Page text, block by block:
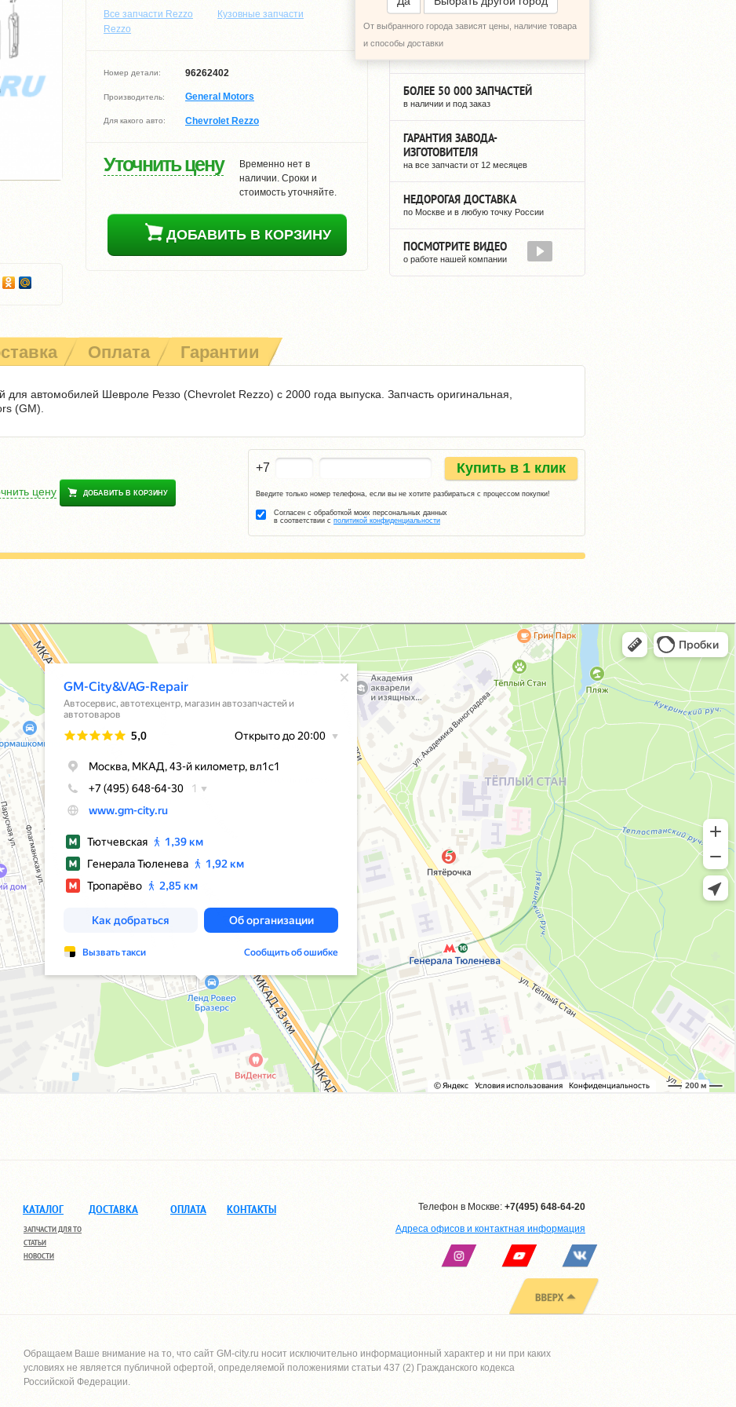
Все запчасти Rezzo
Кузовные запчасти
Rezzo
Номер детали: 96262402
Производитель: General Motors
Для какого авто: Chevrolet Rezzo
Уточнить цену
Временно нет в
наличии. Сроки и
стоимость уточняйте.
ДОБАВИТЬ В КОРЗИНУ
От выбранного города зависят цены, наличие товара
и способы доставки12 ЛЕТ НА РЫНКЕ
БОЛЕЕ 50 000 ЗАПЧАСТЕЙ
в наличии и под заказ
ГАРАНТИЯ ЗАВОДА-
ИЗГОТОВИТЕЛЯ
на все запчасти от 12 месяцев
НЕДОРОГАЯ ДОСТАВКА
по Москве и в любую точку России
ПОСМОТРИТЕ ВИДЕО
о работе нашей компании
Оплата Гарантии
автомобилей Шевроле Реззо (Chevrolet Rezzo) с 2000 года выпуска. Запчасть оригинальная,
(GM).
цену ДОБАВИТЬ В КОРЗИНУ
+7 Купить в 1 клик
Введите только номер телефона, если вы не хотите разбираться с процессом покупки!
Согласен с обработкой моих персональных данных
в соответствии с политикой конфиденциальности
КАТАЛОГ
ЗАПЧАСТИ ДЛЯ ТО
СТАТЬИ
НОВОСТИ
ДОСТАВКА ОПЛАТА КОНТАКТЫ Телефон в Москве: +7(495) 648-64-20
Адреса офисов и контактная информация
Обращаем Ваше внимание на то, что сайт GM-city.ru носит исключительно информационный характер и ни при каких
условиях не является публичной офертой, определяемой положениями статьи 437 (2) Гражданского кодекса
Российской Федерации.